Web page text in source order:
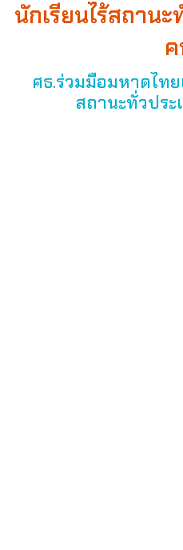
นักเรียนไร้สถาน
ศธ.ร่วมมือมหาดไท
สถานะทั่วปร